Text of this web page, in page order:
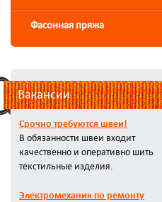
Фасонная пряжа
Вакансии
Срочно требуются швеи!
В обязанности швеи входит
качественно и оперативно шить
текстильные изделия.
Электромеханик по ремонту